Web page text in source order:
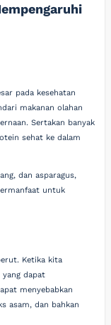
pada kesehatan
makanan olahan
Sertakan banyak
sehat ke dalam
dan asparagus,
untuk
Ketika kita
dapat
menyebabkan
asam, dan bahkan